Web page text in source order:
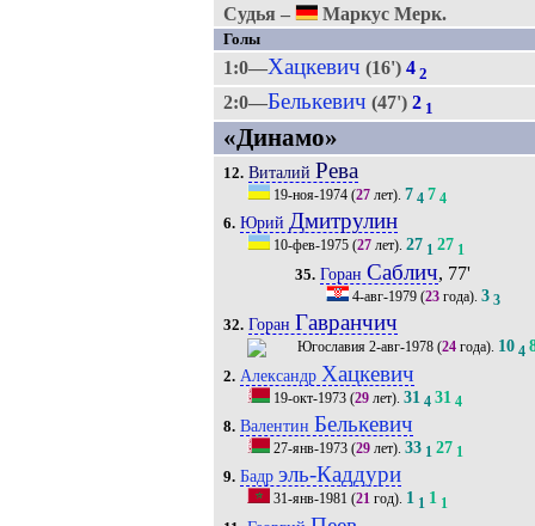
Судья –
Маркус Мерк.
Голы
1:0—Хацкевич (16') 4 2
2:0—Белькевич (47') 2 1
«Динамо»
12. Виталий Рева
19-ноя-1974(27лет). 7 4 7 4
6. Юрий Дмитрулин
10-фев-1975(27лет). 27 1 27 1
35. Горан Саблич, 77'
4-авг-1979 (23 года).3 3
32. Горан Гавранчич
2-авг-1978 (24 года). 10 4
2. Александр Хацкевич
19-окт-1973(29лет). 31 4 31 4
8. Валентин Белькевич
27-янв-1973(29лет). 33 1 27 1
9. Бадр эль-Каддури
31-янв-1981 (21год). 1 1 1 1